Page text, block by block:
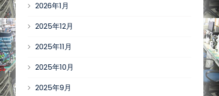
2026年1月
2025年12月
2025年11月
2025年10月
2025年9月